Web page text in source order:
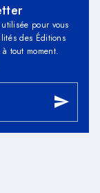
pour vous
des Éditions
tout moment.
send